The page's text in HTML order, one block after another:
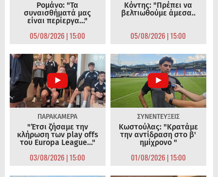
Ρομάνο: "Τα
συναισθήματά μας
είναι περίεργα..."
05/08/2026 | 15:00
Κόντης: "Πρέπει να
βελτιωθούμε άμεσα..
05/08/2026 | 15:00
ΠΑΡΑΚΑΜΕΡΑ
"Έτσι ζήσαμε την
κλήρωση των play offs
του Europa League..."
03/08/2026 | 15:00
ΣΥΝΕΝΤΕΥΞΕΙΣ
Κωστούλας: "Κρατάμε
την αντίδραση στο β'
ημίχρονο "
01/08/2026 | 15:00